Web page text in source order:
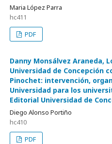
Maria López Parra
hc411
PDF
Danny Monsálvez Araneda,
Universidad de Concepción
Pinochet: intervención,
Universidad para los
Editorial Universidad de
Diego Alonso Portiño
hc410
PDF